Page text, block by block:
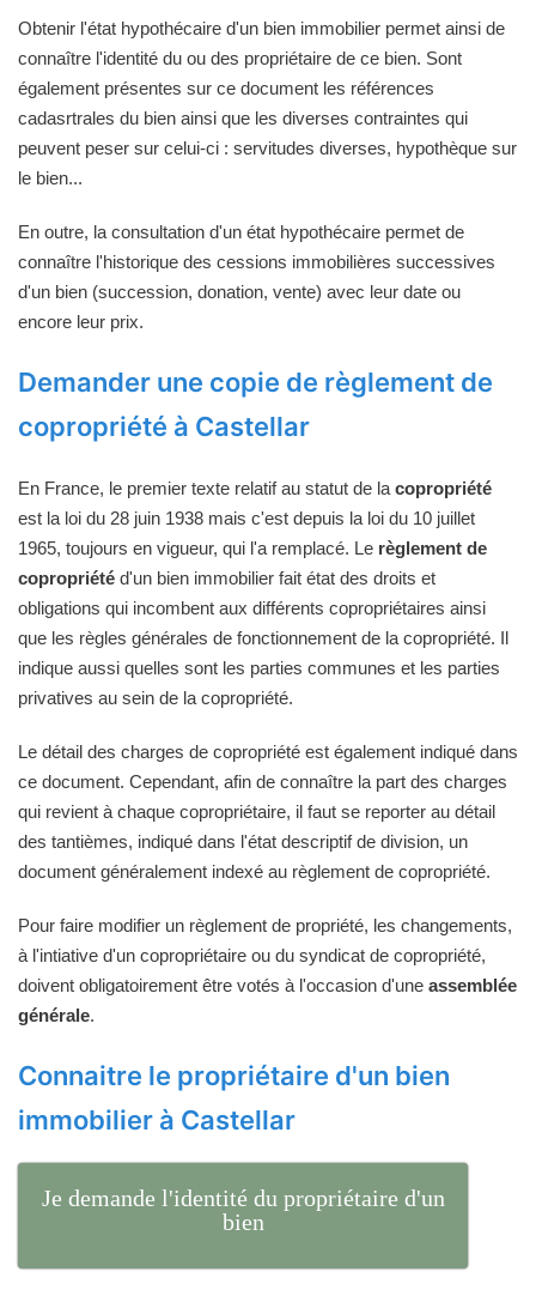
Obtenir l'état hypothécaire d'un bien immobilier permet ainsi de
connaître l'identité du ou des propriétaire de ce bien. Sont
également présentes sur ce document les références
cadasrtrales du bien ainsi que les diverses contraintes qui
peuvent peser sur celui-ci : servitudes diverses, hypothèque sur
le bien...
En outre, la consultation d'un état hypothécaire permet de
connaître l'historique des cessions immobilières successives
d'un bien (succession, donation, vente) avec leur date ou
encore leur prix.
Demander une copie de règlement de
copropriété à Castellar
En France, le premier texte relatif au statut de la copropriété
est la loi du 28 juin 1938 mais c'est depuis la loi du 10 juillet
1965, toujours en vigueur, qui l'a remplacé. Le règlement de
copropriété d'un bien immobilier fait état des droits et
obligations qui incombent aux différents copropriétaires ainsi
que les règles générales de fonctionnement de la copropriété. Il
indique aussi quelles sont les parties communes et les parties
privatives au sein de la copropriété.
Le détail des charges de copropriété est également indiqué dans
ce document. Cependant, afin de connaître la part des charges
qui revient à chaque copropriétaire, il faut se reporter au détail
des tantièmes, indiqué dans l'état descriptif de division, un
document généralement indexé au règlement de copropriété.
Pour faire modifier un règlement de propriété, les changements,
à l'intiative d'un copropriétaire ou du syndicat de copropriété,
doivent obligatoirement être votés à l'occasion d'une assemblée
générale.
Connaitre le propriétaire d'un bien
immobilier à Castellar
Je demande l'identité du propriétaire d'un
bien